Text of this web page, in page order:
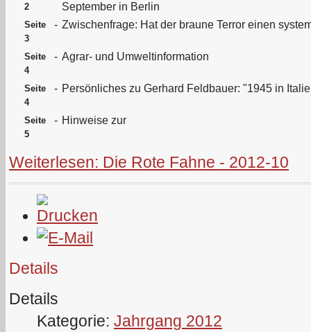
2
September in Berlin
Seite
3
- Zwischenfrage: Hat der braune Terror einen
Seite
4
- Agrar- und Umweltinformation
Seite
4
- Persönliches zu Gerhard Feldbauer: "1945 in
Seite
5
- Hinweise zur
Weiterlesen: Die Rote Fahne - 2012-10
Details
Details
Kategorie: Jahrgang 2012